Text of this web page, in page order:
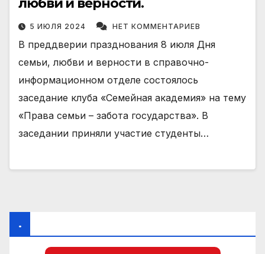
любви и верности.
5 ИЮЛЯ 2024 НЕТ КОММЕНТАРИЕВ
В преддверии празднования 8 июля Дня
семьи, любви и верности в справочно-
информационном отделе состоялось
заседание клуба «Семейная академия» на тему
«Права семьи – забота государства». В
заседании приняли участие студенты…
.